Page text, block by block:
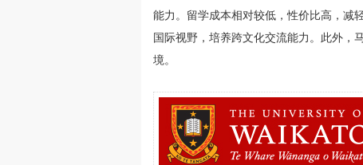
能力。留学成本相对较低，性价比高，减
国际视野，培养跨文化交流能力。此外，
境。